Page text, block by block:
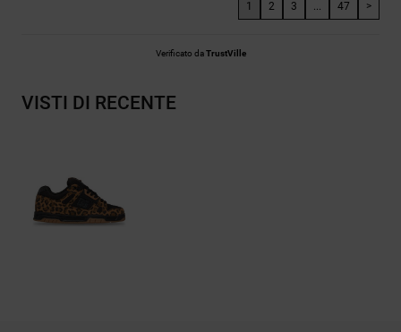
1 2 3 ... 47 >
Verificato daTrustVille
VISTI DI RECENTE